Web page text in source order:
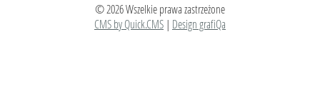
© 2026 Wszelkie prawa zastrzeżone
CMS by Quick.CMS | Design grafiQa